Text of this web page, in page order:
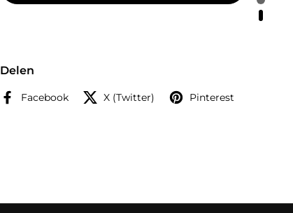
Delen
Facebook X (Twitter) Pinterest